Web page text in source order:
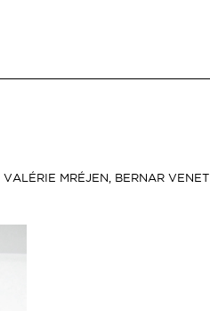
VALÉRIE MRÉJEN, BERNAR VENET